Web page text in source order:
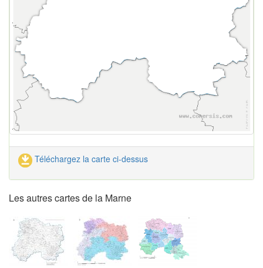
Téléchargez la carte ci-dessus
Les autres cartes de la Marne